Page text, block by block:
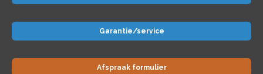
Garantie/service
Afspraak formulier